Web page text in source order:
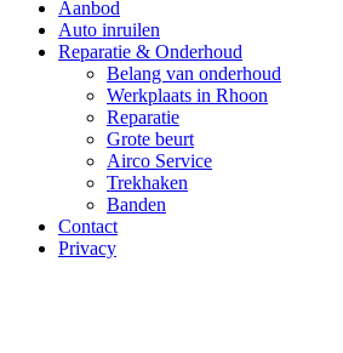
Aanbod
Auto inruilen
Reparatie & Onderhoud
Belang van onderhoud
Werkplaats in Rhoon
Reparatie
Grote beurt
Airco Service
Trekhaken
Banden
Contact
Privacy